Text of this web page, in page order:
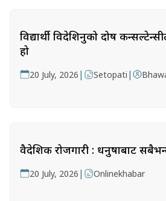
विद्यार्थी विदेशिनुको दोष
हो
20 July, 2026 | Setopati |
वैदेशिक रोजगारी : धनुषाबाट
20 July, 2026 | Onlinekhabar